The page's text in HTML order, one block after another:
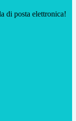
di posta elettronica!